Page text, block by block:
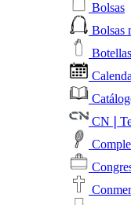
Bolsas
Bolsas